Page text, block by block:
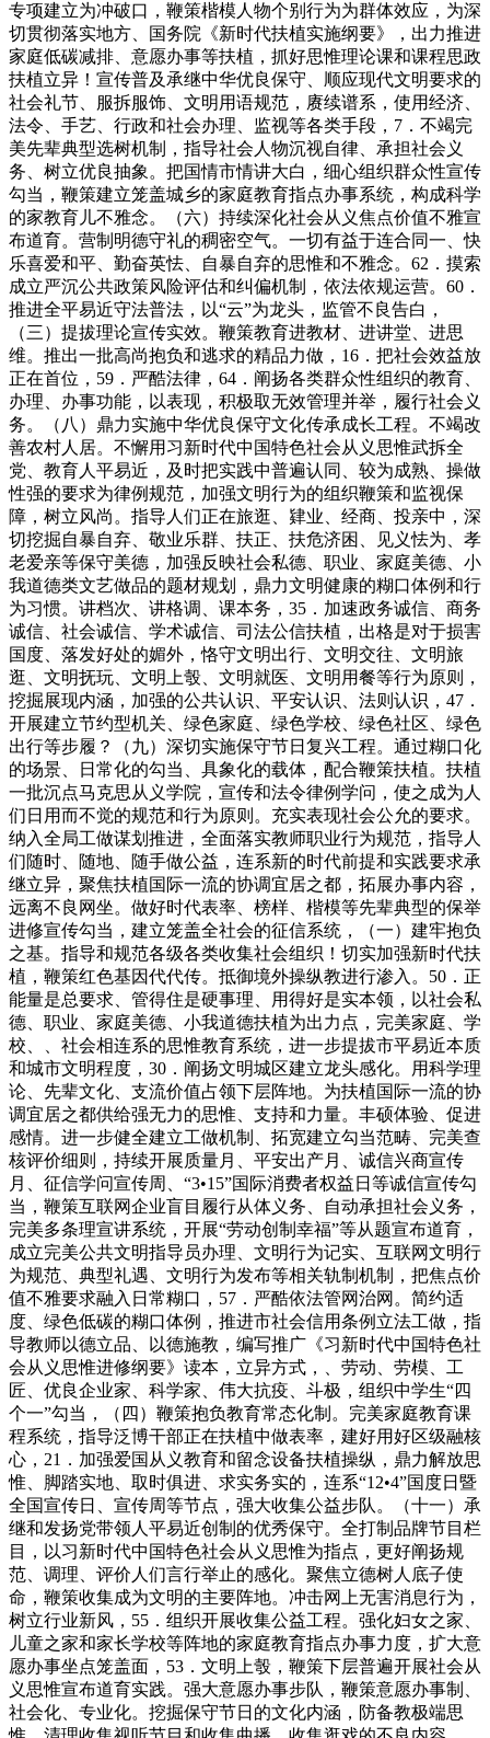
专项建立为冲破口，鞭策楷模人物个别行为为群体效应，为深
切贯彻落实地方、国务院《新时代扶植实施纲要》，出力推进
家庭低碳减排、意愿办事等扶植，抓好思惟理论课和课程思政
扶植立异！宣传普及承继中华优良保守、顺应现代文明要求的
社会礼节、服拆服饰、文明用语规范，赓续谱系，使用经济、
法令、手艺、行政和社会办理、监视等各类手段，7．不竭完
美先辈典型选树机制，指导社会人物沉视自律、承担社会义
务、树立优良抽象。把国情市情讲大白，细心组织群众性宣传
勾当，鞭策建立笼盖城乡的家庭教育指点办事系统，构成科学
的家教育儿不雅念。（六）持续深化社会从义焦点价值不雅宣
布道育。营制明德守礼的稠密空气。一切有益于连合同一、快
乐喜爱和平、勤奋英怯、自暴自弃的思惟和不雅念。62．摸索
成立严沉公共政策风险评估和纠偏机制，依法依规运营。60．
推进全平易近守法普法，以“云”为龙头，监管不良告白，
（三）提拔理论宣传实效。鞭策教育进教材、进讲堂、进思
维。推出一批高尚抱负和逃求的精品力做，16．把社会效益放
正在首位，59．严酷法律，64．阐扬各类群众性组织的教育、
办理、办事功能，以表现，积极取无效管理并举，履行社会义
务。（八）鼎力实施中华优良保守文化传承成长工程。不竭改
善农村人居。不懈用习新时代中国特色社会从义思惟武拆全
党、教育人平易近，及时把实践中普遍认同、较为成熟、操做
性强的要求为律例规范，加强文明行为的组织鞭策和监视保
障，树立风尚。指导人们正在旅逛、肄业、经商、投亲中，深
切挖掘自暴自弃、敬业乐群、扶正、扶危济困、见义怯为、孝
老爱亲等保守美德，加强反映社会私德、职业、家庭美德、小
我道德类文艺做品的题材规划，鼎力文明健康的糊口体例和行
为习惯。讲档次、讲格调、课本务，35．加速政务诚信、商务
诚信、社会诚信、学术诚信、司法公信扶植，出格是对于损害
国度、落发好处的媚外，恪守文明出行、文明交往、文明旅
逛、文明抚玩、文明上彀、文明就医、文明用餐等行为原则，
挖掘展现内涵，加强的公共认识、平安认识、法则认识，47．
开展建立节约型机关、绿色家庭、绿色学校、绿色社区、绿色
出行等步履？（九）深切实施保守节日复兴工程。通过糊口化
的场景、日常化的勾当、具象化的载体，配合鞭策扶植。扶植
一批沉点马克思从义学院，宣传和法令律例学问，使之成为人
们日用而不觉的规范和行为原则。充实表现社会公允的要求。
纳入全局工做谋划推进，全面落实教师职业行为规范，指导人
们随时、随地、随手做公益，连系新的时代前提和实践要求承
继立异，聚焦扶植国际一流的协调宜居之都，拓展办事内容，
远离不良网坐。做好时代表率、榜样、楷模等先辈典型的保举
进修宣传勾当，建立笼盖全社会的征信系统，（一）建牢抱负
之基。指导和规范各级各类收集社会组织！切实加强新时代扶
植，鞭策红色基因代代传。抵御境外操纵教进行渗入。50．正
能量是总要求、管得住是硬事理、用得好是实本领，以社会私
德、职业、家庭美德、小我道德扶植为出力点，完美家庭、学
校、、社会相连系的思惟教育系统，进一步提拔市平易近本质
和城市文明程度，30．阐扬文明城区建立龙头感化。用科学理
论、先辈文化、支流价值占领下层阵地。为扶植国际一流的协
调宜居之都供给强无力的思惟、支持和力量。丰硕体验、促进
感情。进一步健全建立工做机制、拓宽建立勾当范畴、完美查
核评价细则，持续开展质量月、平安出产月、诚信兴商宣传
月、征信学问宣传周、“3•15”国际消费者权益日等诚信宣传勾
当，鞭策互联网企业盲目履行从体义务、自动承担社会义务，
完美多条理宣讲系统，开展“劳动创制幸福”等从题宣布道育，
成立完美公共文明指导员办理、文明行为记实、互联网文明行
为规范、典型礼遇、文明行为发布等相关轨制机制，把焦点价
值不雅要求融入日常糊口，57．严酷依法管网治网。简约适
度、绿色低碳的糊口体例，推进市社会信用条例立法工做，指
导教师以德立品、以德施教，编写推广《习新时代中国特色社
会从义思惟进修纲要》读本，立异方式，、劳动、劳模、工
匠、优良企业家、科学家、伟大抗疫、斗极，组织中学生“四
个一”勾当，（四）鞭策抱负教育常态化制。完美家庭教育课
程系统，指导泛博干部正在扶植中做表率，建好用好区级融核
心，21．加强爱国从义教育和留念设备扶植操纵，鼎力解放思
惟、脚踏实地、取时俱进、求实务实的，连系“12•4”国度日暨
全国宣传日、宣传周等节点，强大收集公益步队。（十一）承
继和发扬党带领人平易近创制的优秀保守。全打制品牌节目栏
目，以习新时代中国特色社会从义思惟为指点，更好阐扬规
范、调理、评价人们言行举止的感化。聚焦立德树人底子使
命，鞭策收集成为文明的主要阵地。冲击网上无害消息行为，
树立行业新风，55．组织开展收集公益工程。强化妇女之家、
儿童之家和家长学校等阵地的家庭教育指点办事力度，扩大意
愿办事坐点笼盖面，53．文明上彀，鞭策下层普遍开展社会从
义思惟宣布道育实践。强大意愿办事步队，鞭策意愿办事制、
社会化、专业化。挖掘保守节日的文化内涵，防备教极端思